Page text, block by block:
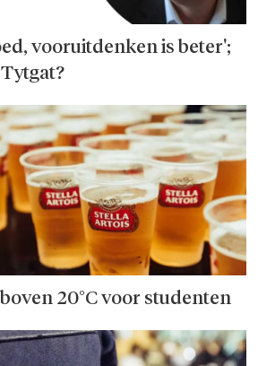
vooruitdenken is beter';
20°C voor studenten